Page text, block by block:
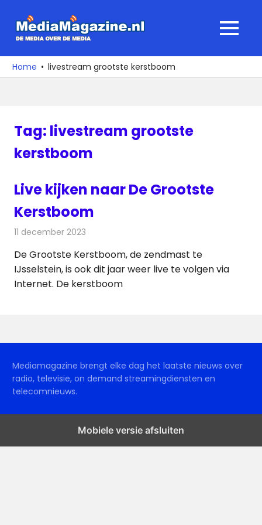
naar
media
over
MENU
Home livestream grootste kerstboom
Tag: livestream grootste
kerstboom
Live kijken naar De Grootste
Kerstboom
11 december 2023
De Grootste Kerstboom, de zendmast te
IJsselstein, is ook dit jaar weer live te volgen via
Internet. De kerstboom
Mediamagazine brengt elke dag het laatste nieuws over
radio, televisie, on demand streamingdiensten en
telecomnieuws.
Mobiele versie afsluiten